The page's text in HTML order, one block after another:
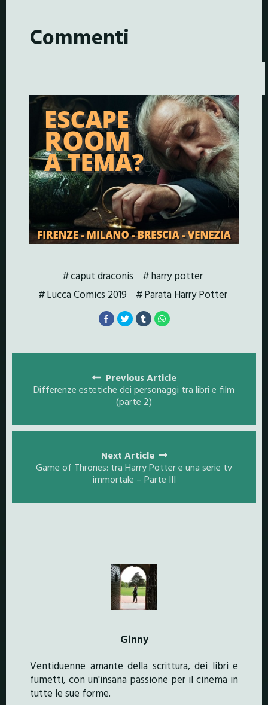
Commenti
caput draconis
harry potter
Lucca Comics 2019
Parata Harry Potter
navigation
Previous Article
Differenze estetiche dei personaggi tra libri e film
(parte 2)
Next Article
Game of Thrones: tra Harry Potter e una serie tv
immortale – Parte III
Ginny
Ventiduenne amante della scrittura, dei libri e
fumetti, con un'insana passione per il cinema in
tutte le sue forme.